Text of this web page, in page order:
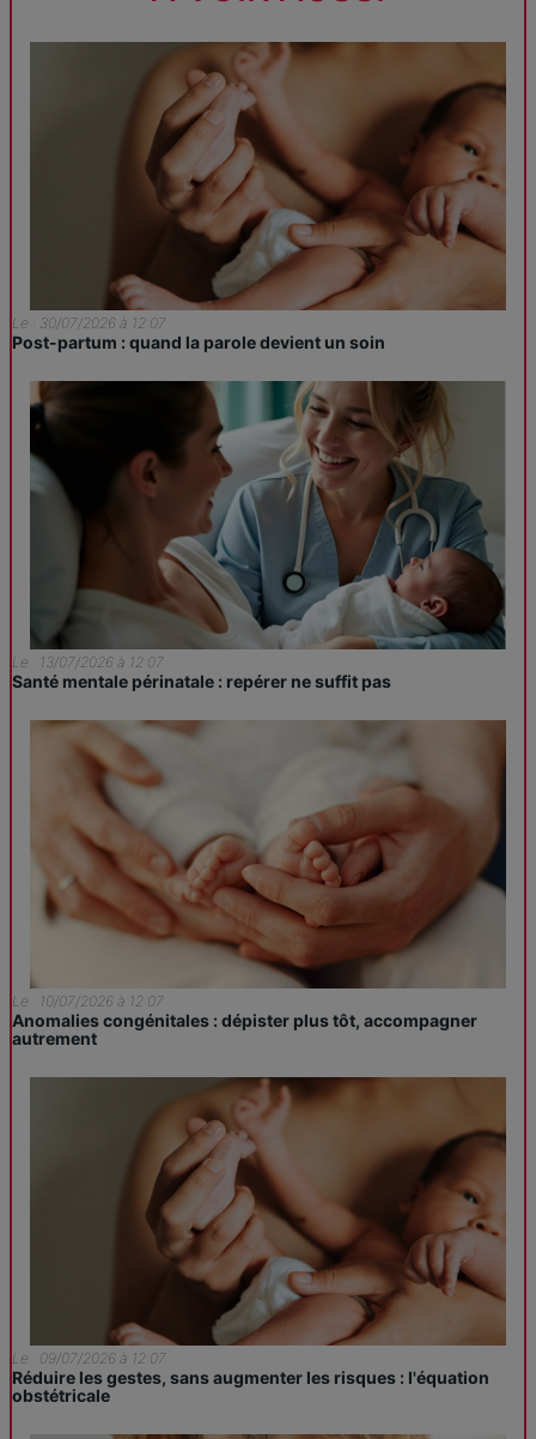
Le : 30/07/2026 à 12:07
Post-partum : quand la parole devient un soin
Le : 13/07/2026 à 12:07
Santé mentale périnatale : repérer ne suffit pas
Le : 10/07/2026 à 12:07
Anomalies congénitales : dépister plus tôt, accompagner
autrement
Le : 09/07/2026 à 12:07
Réduire les gestes, sans augmenter les risques : l'équation
obstétricale